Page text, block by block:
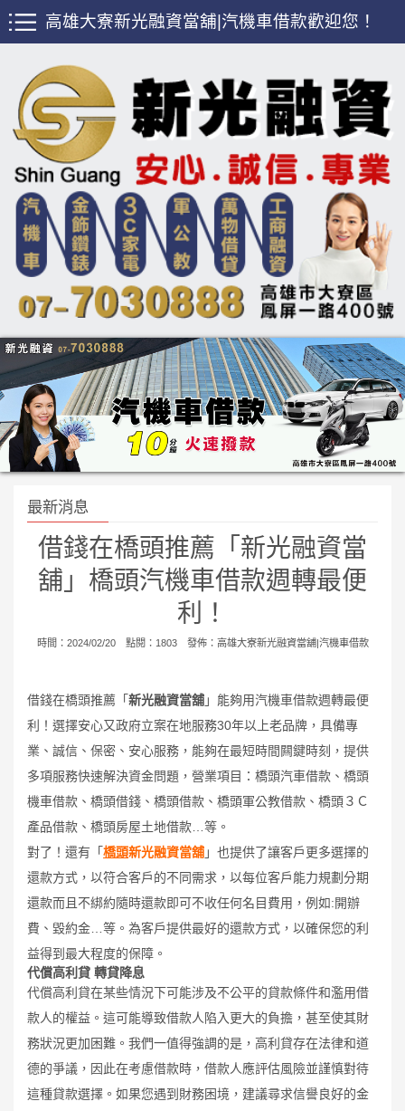
高雄大寮新光融資當舖|汽機車借款歡迎您！
最新消息
借錢在橋頭推薦「新光融資當
舖」橋頭汽機車借款週轉最便
利！
時間：2024/02/20 點閱：1803 發佈： 高雄大寮新光融資當舖|汽機車借款
借錢在橋頭推薦「新光融資當舖」能夠用汽機車借款週轉最便
利！選擇安心又政府立案在地服務30年以上老品牌，具備專
業、誠信、保密、安心服務，能夠在最短時間闗鍵時刻，提供
多項服務快速解決資金問題，營業項目：橋頭汽車借款、橋頭
機車借款、橋頭借錢、橋頭借款、橋頭軍公教借款、橋頭３Ｃ
產品借款、橋頭房屋土地借款…等。
對了！還有「橋頭新光融資當舖」也提供了讓客戶更多選擇的
還款方式，以符合客戶的不同需求，以每位客戶能力規劃分期
還款而且不綁約隨時還款即可不收任何名目費用，例如:開辦
費、毀約金…等。為客戶提供最好的還款方式，以確保您的利
益得到最大程度的保障。
代償高利貸 轉貸降息
代償高利貸在某些情況下可能涉及不公平的貸款條件和濫用借
款人的權益。這可能導致借款人陷入更大的負擔，甚至使其財
務狀況更加困難。我們一值得強調的是，高利貸存在法律和道
德的爭議，因此在考慮借款時，借款人應評估風險並謹慎對待
這種貸款選擇。如果您遇到財務困境，建議尋求信譽良好的金